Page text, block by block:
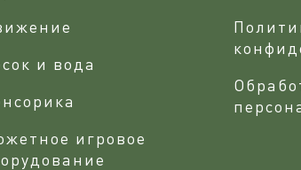
и вода
игровое